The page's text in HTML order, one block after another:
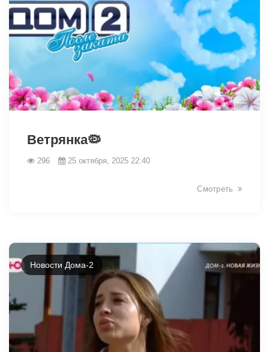
Ветрянка🦠
296 25 октября, 2025 22:40
Смотреть
Новости Дома-2